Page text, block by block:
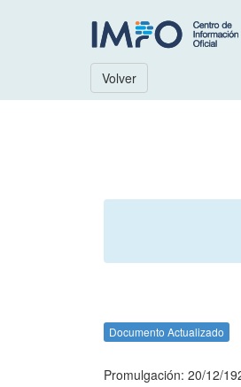
Volver
Documento Actualizado
Promulgación: 20/12/